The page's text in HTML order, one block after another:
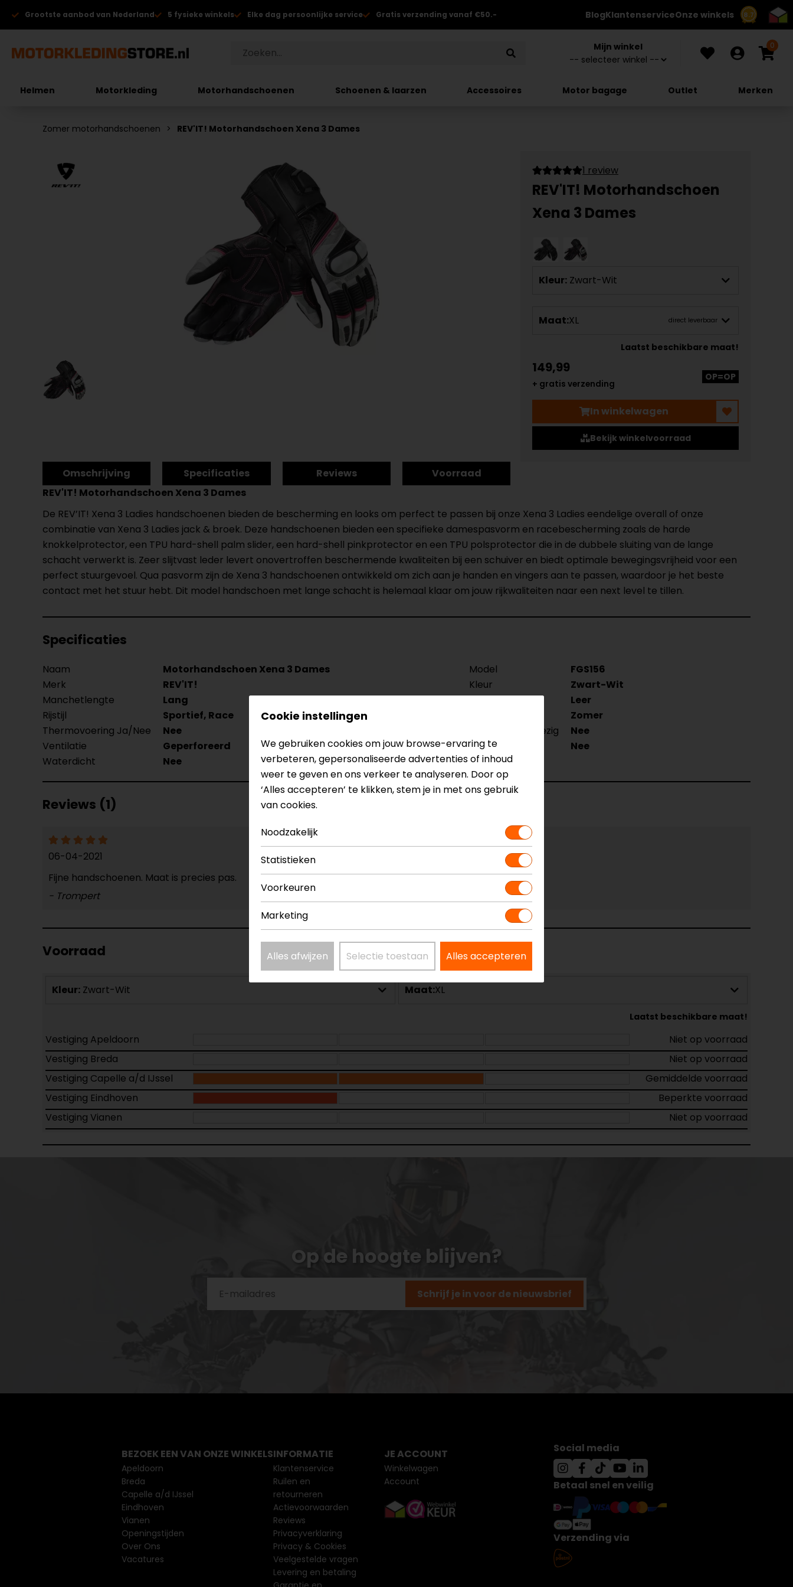
8.7
Grootste aanbod van Nederland 5 fysieke winkels Elke dag persoonlijke service Gratis verzending vanaf €50.- BlogKlantenserviceOnze winkels
Mijn winkel 0
Helmen Motorkleding Motorhandschoenen Schoenen & laarzen Accessoires Motor bagage Outlet Merken
Zomer motorhandschoenen REV'IT! Motorhandschoen Xena 3 Dames
1 review
REV'IT! Motorhandschoen
Xena 3 Dames
Kleur: Zwart-Wit
Maat:XL direct leverbaar
Laatst beschikbare maat!
149,99
+ gratis verzending
OP=OP
In winkelwagen
Bekijk winkelvoorraad
Omschrijving Specificaties Reviews
Voorraad
REV'IT! Motorhandschoen Xena 3 Dames
De REV’IT! Xena 3 Ladies handschoenen bieden de bescherming en looks om perfect te passen bij onze Xena 3 Ladies eendelige overall of onze
combinatie van Xena 3 Ladies jack & broek. Deze handschoenen bieden een specifieke damespasvorm en racebescherming zoals de harde
knokkelprotector, een TPU hard-shell palm slider, een hard-shell pinkprotector en een TPU polsprotector die in de dubbele sluiting van de lange
schacht verwerkt is. Zeer slijtvast leder levert onovertroffen beschermende kwaliteiten bij een schuiver en biedt optimale bewegingsvrijheid voor een
perfect stuurgevoel. Qua pasvorm zijn de Xena 3 handschoenen ontwikkeld om zich aan je handen en vingers aan te passen, waardoor je het beste
contact met het stuur hebt. Dit model handschoen met lange schacht is helemaal klaar om jouw rijkwaliteiten naar een next level te tillen.
Specificaties
Naam Motorhandschoen Xena 3 Dames Model
FGS156
Merk
REV'IT! Kleur
Zwart-Wit
Manchetlengte
Lang Materiaal
Leer
Rijstijl
Sportief, Race
Zomer
Thermovoering Ja/Nee
Nee Touch tip aanwezig
Nee
Ventilatie
Geperforeerd Vizier wisser
Nee
Waterdicht
Nee
Reviews (1)
06-04-2021
Fijne handschoenen. Maat is precies pas.
- Trompert
Voorraad
Kleur: Zwart-Wit Maat:XL
Laatst beschikbare maat!
Vestiging Apeldoorn
Niet op voorraad
Vestiging Breda
Niet op voorraad
Vestiging Capelle a/d IJssel
Gemiddelde voorraad
Vestiging Eindhoven
Beperkte voorraad
Vestiging Vianen
Niet op voorraad
Op de hoogte blijven?
Schrijf je in voor de nieuwsbrief
Cookie instellingen
We gebruiken cookies om jouw browse-ervaring te
verbeteren, gepersonaliseerde advertenties of inhoud
weer te geven en ons verkeer te analyseren. Door op
‘Alles accepteren’ te klikken, stem je in met ons gebruik
van cookies.
Noodzakelijk
Statistieken
Voorkeuren
Marketing
Alles afwijzen Selectie toestaan Alles accepteren
BEZOEK EEN VAN ONZE WINKELS
Apeldoorn
Breda
Capelle a/d IJssel
Eindhoven
Vianen
Openingstijden
Over Ons
Vacatures
INFORMATIE
Klantenservice
Ruilen en
retourneren
Actievoorwaarden
Reviews
Privacyverklaring
Privacy & Cookies
Veelgestelde vragen
Levering en betaling
JE ACCOUNT
Winkelwagen
Account
Social media
Betaal snel en veilig
Verzending via